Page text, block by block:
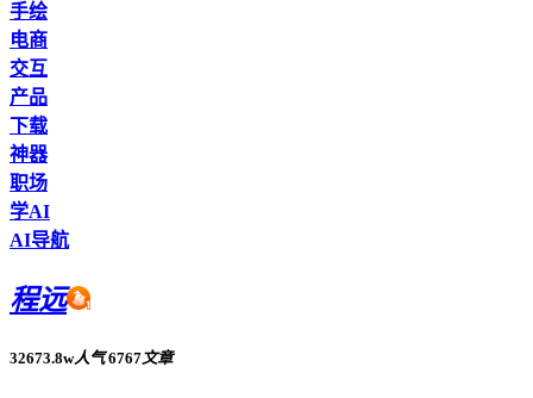
手绘
电商
交互
产品
下载
神器
职场
学AI
AI导航
程远
32673.8w人气 6767文章